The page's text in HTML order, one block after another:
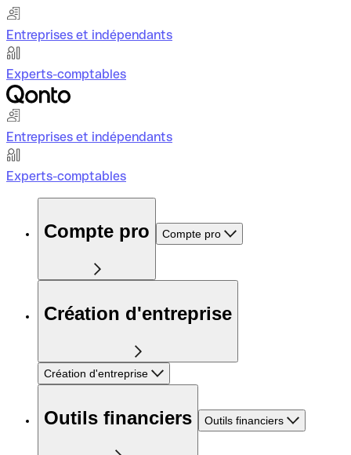
Entreprises et indépendants
Experts-comptables
Entreprises et indépendants
Experts-comptables
Compte pro Compte pro
Création d'entreprise
Création d'entreprise
Outils financiers Outils financiers